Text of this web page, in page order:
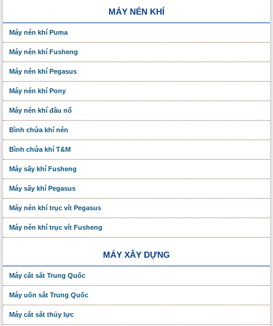
MÁY NÉN KHÍ
Máy nén khí Puma
Máy nén khí Fusheng
Máy nén khí Pegasus
Máy nén khí Pony
Máy nén khí đầu nổ
Bình chứa khí nén
Bình chứa khí T&M
Máy sấy khí Fusheng
Máy sấy khí Pegasus
Máy nén khí trục vít Pegasus
Máy nén khí trục vít Fusheng
MÁY XÂY DỰNG
Máy cắt sắt Trung Quốc
Máy uốn sắt Trung Quốc
Máy cắt sắt thủy lực